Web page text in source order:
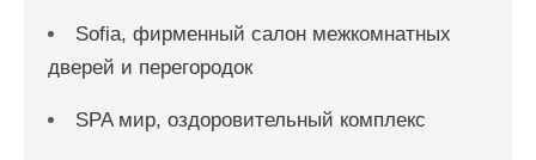
Sofia, фирменный салон межкомнатных
дверей и перегородок
SPA мир, оздоровительный комплекс